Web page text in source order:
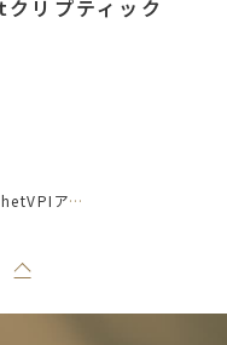
リプティック
ン パイボール♀